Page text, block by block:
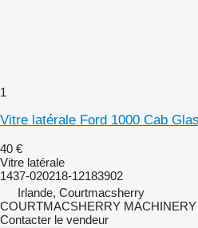
1
Vitre latérale Ford 1000 Cab
40 €
Vitre latérale
1437-020218-12183902
Irlande, Courtmacsherry
COURTMACSHERRY MACHINERY
Contacter le vendeur